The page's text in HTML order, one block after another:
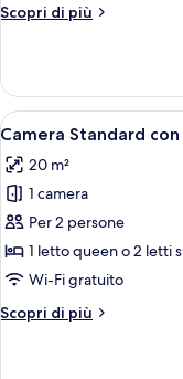
letto
2
letti
singoli
Scopri di più
Altri
Deluxe
con
letto
o
2
singoli
Apri
tutte
le
foto
per
Camera
Standard
letto
4
Camera Standard
20 m²
1 camera
Per 2 persone
1 letto queen o 2 letti
Wi-Fi gratuito
Scopri di più
Altri